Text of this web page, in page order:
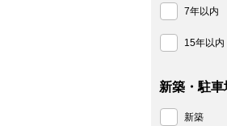
7年以内
15年以内
新築・駐車
新築